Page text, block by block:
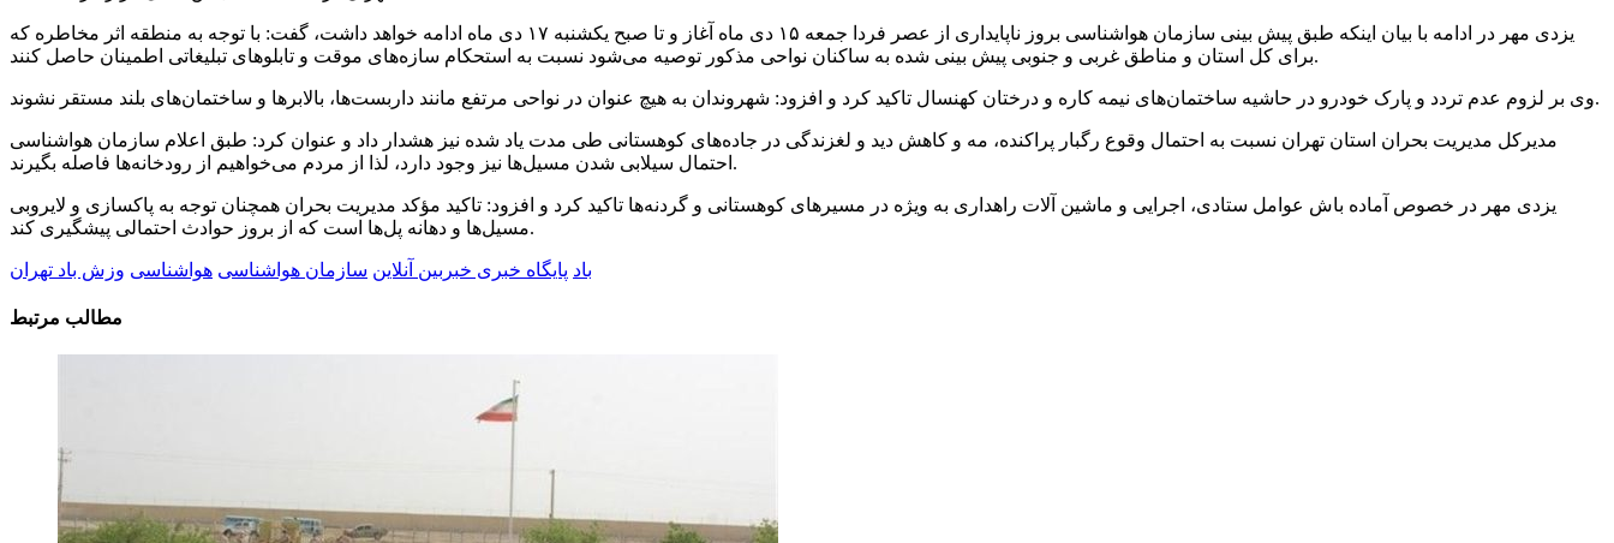
یزدی مهر در ادامه با بیان اینکه طبق پیش بینی سازمان هواشناسی بروز ناپایداری از عصر فردا جمعه ۱۵ دی ماه آغاز و تا صبح یکشنبه ۱۷ دی ماه ادامه خواهد داشت، گفت: با توجه به منطقه اثر مخاطره که
برای کل استان و مناطق غربی و جنوبی پیش بینی شده به ساکنان نواحی مذکور توصیه می‌شود نسبت به استحکام سازه‌های موقت و تابلوهای تبلیغاتی اطمینان حاصل کنند.
وی بر لزوم عدم تردد و پارک خودرو در حاشیه ساختمان‌های نیمه کاره و درختان کهنسال تاکید کرد و افزود: شهروندان به هیچ عنوان در نواحی مرتفع مانند داربست‌ها، بالابرها و ساختمان‌های بلند مستقر نشوند.
مدیرکل مدیریت بحران استان تهران نسبت به احتمال وقوع رگبار پراکنده، مه و کاهش دید و لغزندگی در جاده‌های کوهستانی طی مدت یاد شده نیز هشدار داد و عنوان کرد: طبق اعلام سازمان هواشناسی
احتمال سیلابی شدن مسیل‌ها نیز وجود دارد، لذا از مردم می‌خواهیم از رودخانه‌ها فاصله بگیرند.
یزدی مهر در خصوص آماده باش عوامل ستادی، اجرایی و ماشین آلات راهداری به ویژه در مسیرهای کوهستانی و گردنه‌ها تاکید کرد و افزود: تاکید مؤکد مدیریت بحران همچنان توجه به پاکسازی و لایروبی
مسیل‌ها و دهانه پل‌ها است که از بروز حوادث احتمالی پیشگیری کند.
باد پایگاه خبری خبربین آنلاین سازمان هواشناسی هواشناسی وزش باد تهران
مطالب مرتبط